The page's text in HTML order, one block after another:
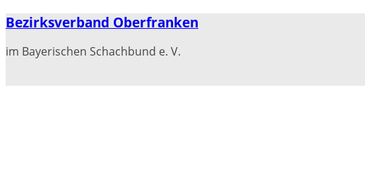
Zum
springen
Bezirksverband Oberfranken
im Bayerischen Schachbund e. V.